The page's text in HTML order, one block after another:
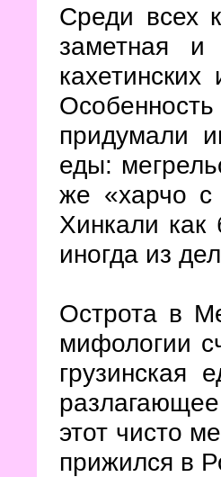
Среди всех
заметная и
придумали
еды:
же «харчо с
Хинкали как
иногда из
Острота в
мифологии
грузинская
этот чисто
прижился в